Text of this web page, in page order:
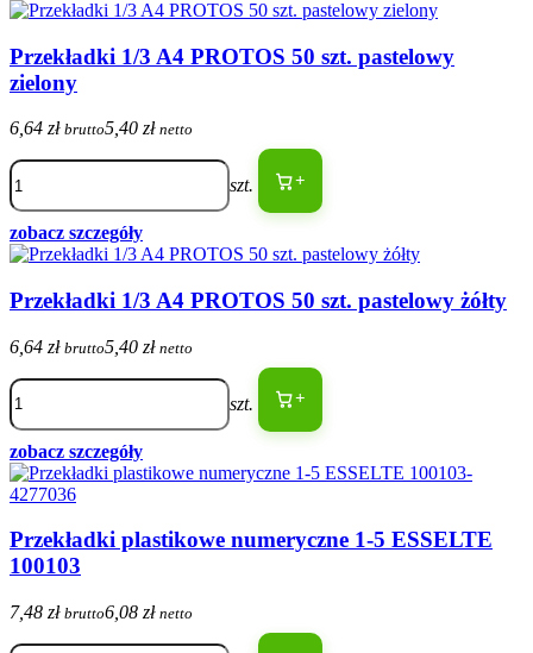
Przekładki 1/3 A4 PROTOS 50 szt. pastelowy
zielony
6,64 zł brutto5,40 zł netto
szt. +
zobacz szczegóły
Przekładki 1/3 A4 PROTOS 50 szt. pastelowy żółty
6,64 zł brutto5,40 zł netto
szt. +
zobacz szczegóły
Przekładki plastikowe numeryczne 1-5 ESSELTE
100103
7,48 zł brutto6,08 zł netto